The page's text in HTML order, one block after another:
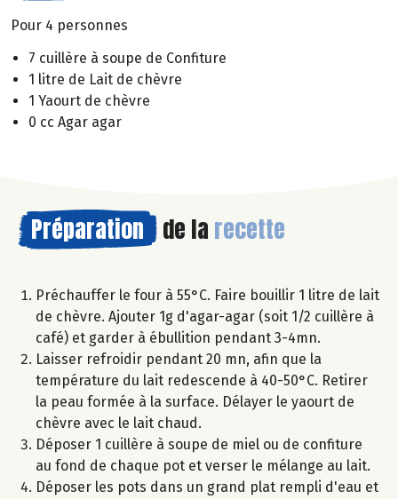
Pour 4 personnes
7 cuillère à soupe de Confiture
1 litre de Lait de chèvre
1 Yaourt de chèvre
0 cc Agar agar
Préparation de la recette
Préchauffer le four à 55°C. Faire bouillir 1 litre de lait
de chèvre. Ajouter 1g d'agar-agar (soit 1/2 cuillère à
café) et garder à ébullition pendant 3-4mn.
Laisser refroidir pendant 20 mn, afin que la
température du lait redescende à 40-50°C. Retirer
la peau formée à la surface. Délayer le yaourt de
chèvre avec le lait chaud.
Déposer 1 cuillère à soupe de miel ou de confiture
au fond de chaque pot et verser le mélange au lait.
Déposer les pots dans un grand plat rempli d'eau et